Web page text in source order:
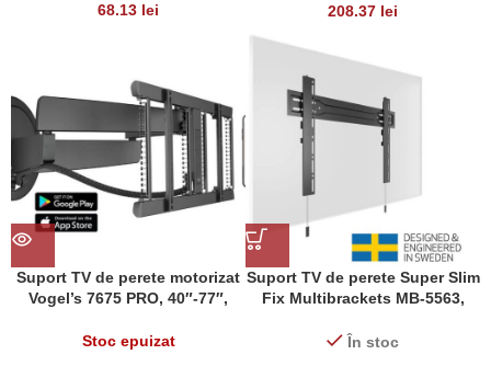
68.13 lei 208.37 lei
Suport TV de perete motorizat
Vogel’s 7675 PRO, 40″-77″,
Stoc epuizat
Suport TV de perete Super Slim
Fix Multibrackets MB-5563,
În stoc